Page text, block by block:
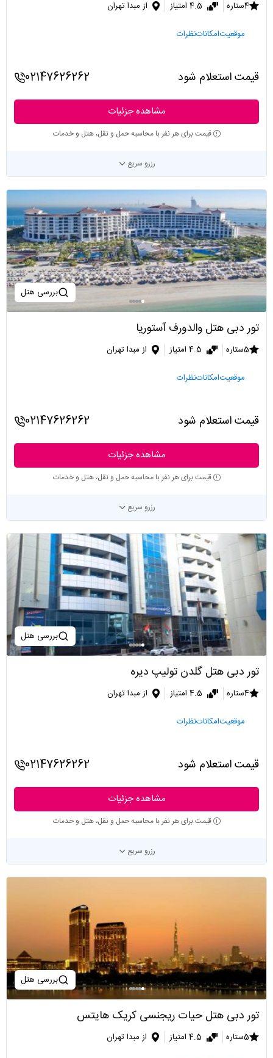
4ستاره 4.5 امتیاز از مبدا تهران
موقعیتامکاناتنظرات
قیمت استعلام شود 02147626262
مشاهده جزئیات
قیمت برای هر نفر با محاسبه حمل و نقل، هتل و خدمات
رزرو سریع
بررسی هتل
تور دبی هتل والدورف آستوریا
5ستاره 4.5 امتیاز از مبدا تهران
موقعیتامکاناتنظرات
قیمت استعلام شود 02147626262
مشاهده جزئیات
قیمت برای هر نفر با محاسبه حمل و نقل، هتل و خدمات
رزرو سریع
بررسی هتل
تور دبی هتل گلدن تولیپ دیره
4ستاره 4.5 امتیاز از مبدا تهران
موقعیتامکاناتنظرات
قیمت استعلام شود 02147626262
مشاهده جزئیات
قیمت برای هر نفر با محاسبه حمل و نقل، هتل و خدمات
رزرو سریع
بررسی هتل
تور دبی هتل حیات ریجنسی کریک هایتس
5ستاره 4.5 امتیاز از مبدا تهران